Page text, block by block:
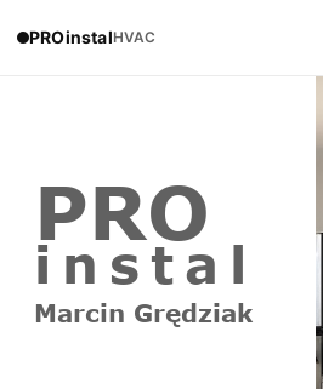
PROinstalHVAC